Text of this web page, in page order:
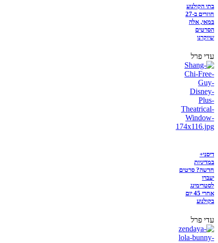
בתי הקולנוע
חוזרים ב-27
במאי, אלה
הסרטים
שיוקרנו
עדי פרל
דיסני+
במדיניות
חדשה? סרטים
יעברו
לסטרימינג
אחרי 45 יום
בקולנוע
עדי פרל